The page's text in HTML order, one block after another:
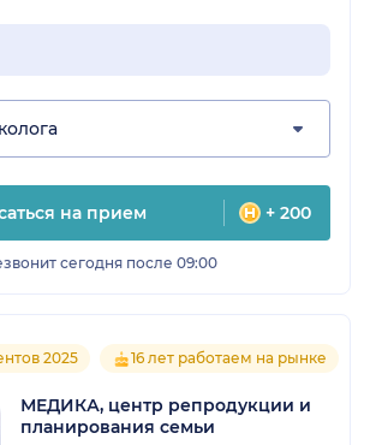
на прием + 200
сегодня после 09:00
2025 16 лет работаем на рынке
МЕДИКА, центр репродукции и
планирования семьи